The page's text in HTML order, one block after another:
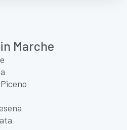
Marche